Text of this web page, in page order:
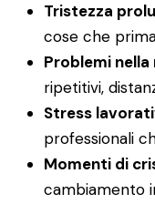
Tristezza
cose che
Problemi
ripetitivi,
Stress
professionali
Momenti di
cambiamento